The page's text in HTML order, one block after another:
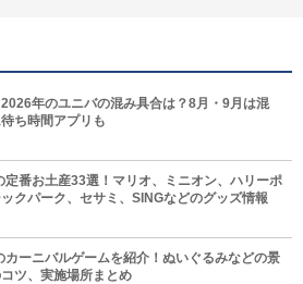
2026年のユニバの混み具合は？8月・9月は混
ち時間アプリも
定番お土産33選！マリオ、ミニオン、ハリーポ
クパーク、セサミ、SINGなどのグッズ情報
カーニバルゲームを紹介！ぬいぐるみなどの景
ツ、実施場所まとめ